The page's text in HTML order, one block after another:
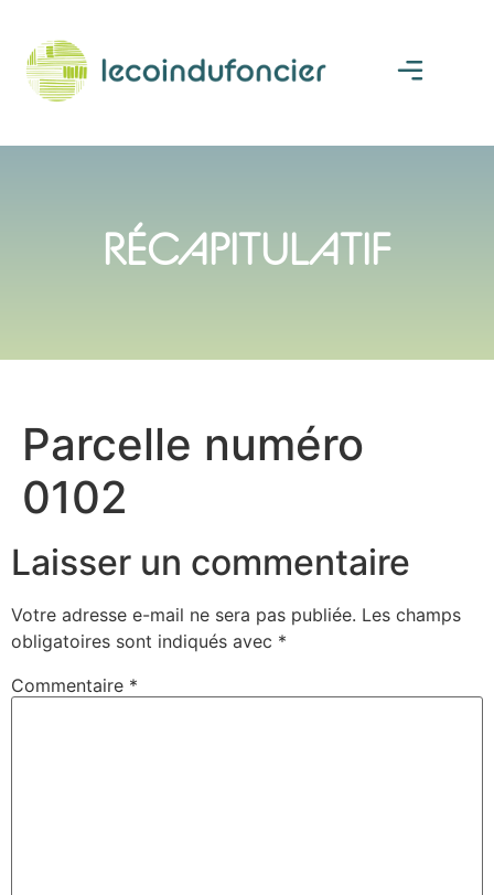
RÉCAPITULATIF
Parcelle numéro
0102
Laisser un commentaire
Votre adresse e-mail ne sera pas publiée. Les champs
obligatoires sont indiqués avec *
Commentaire *